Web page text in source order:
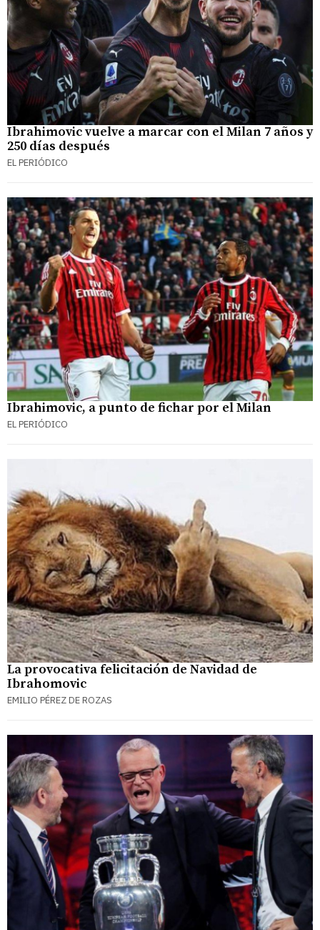
Ibrahimovic vuelve a marcar con el Milan 7 años y
250 días después
EL PERIÓDICO
Ibrahimovic, a punto de fichar por el Milan
EL PERIÓDICO
La provocativa felicitación de Navidad de
Ibrahomovic
EMILIO PÉREZ DE ROZAS